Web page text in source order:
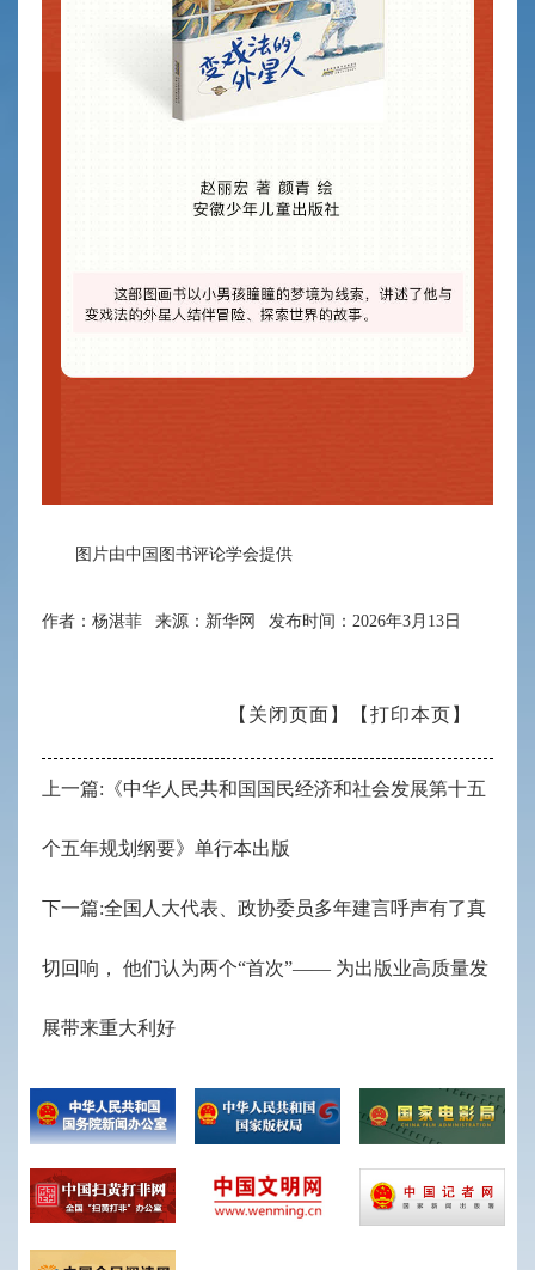
图片由中国图书评论学会提供
作者：杨湛菲 来源：新华网 发布时间：2026年3月13日
【打印本页】
【关闭页面】
上一篇:《中华人民共和国国民经济和社会发展第十五
个五年规划纲要》单行本出版
下一篇:全国人大代表、政协委员多年建言呼声有了真
切回响， 他们认为两个“首次”—— 为出版业高质量发
展带来重大利好